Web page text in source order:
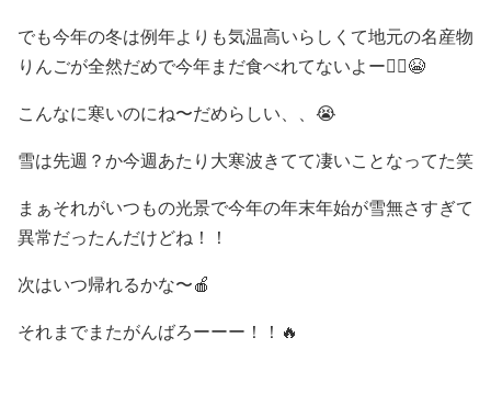
でも今年の冬は例年よりも気温高いらしくて地元の名産物
りんごが全然だめで今年まだ食べれてないよー🙅‍♀️😭
こんなに寒いのにね〜だめらしい、、😭
雪は先週？か今週あたり大寒波きてて凄いことなってた笑
まぁそれがいつもの光景で今年の年末年始が雪無さすぎて
異常だったんだけどね！！
次はいつ帰れるかな〜🍎
それまでまたがんばろーーー！！🔥